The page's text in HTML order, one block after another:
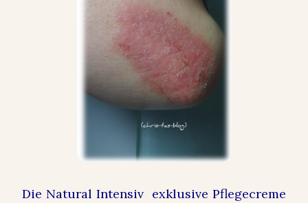
Die Natural Intensiv exklusive Pflegecreme